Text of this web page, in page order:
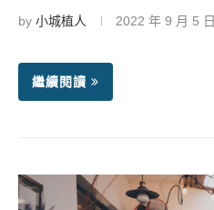
by 小城植人 2022 年 9 月 5 日
繼續閱讀